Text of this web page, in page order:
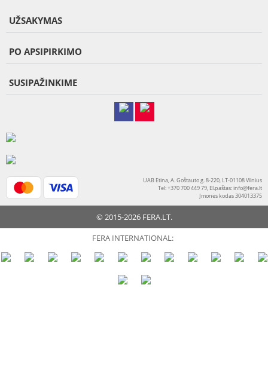
UŽSAKYMAS
PO APSIPIRKIMO
SUSIPAŽINKIME
UAB Etina, A. Goštauto g. 8-220, LT-01108 Vilnius
Tel: +370 700 449 79, El.paštas:info@fera.lt
Įmonės kodas 304013375
© 2015-2026 FERA.LT.
FERA INTERNATIONAL: